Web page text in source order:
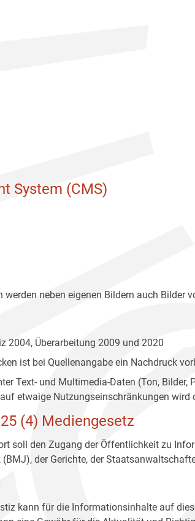
System (CMS)
neben eigenen Bildern auch Bilder
Überarbeitung 2009 und 2020
ist bei Quellenangabe ein Nachdruck
Text- und Multimedia-Daten (Ton,
etwaige Nutzungseinschränkungen wird
(4) Mediengesetz
soll den Zugang der Öffentlichkeit zu
der Gerichte, der
kann für die Informationsinhalte auf